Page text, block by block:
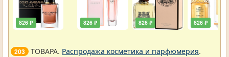
826 ₽ 826 ₽ 826 ₽ 826 ₽
203 ТОВАРА. Распродажа косметика и парфюмерия.